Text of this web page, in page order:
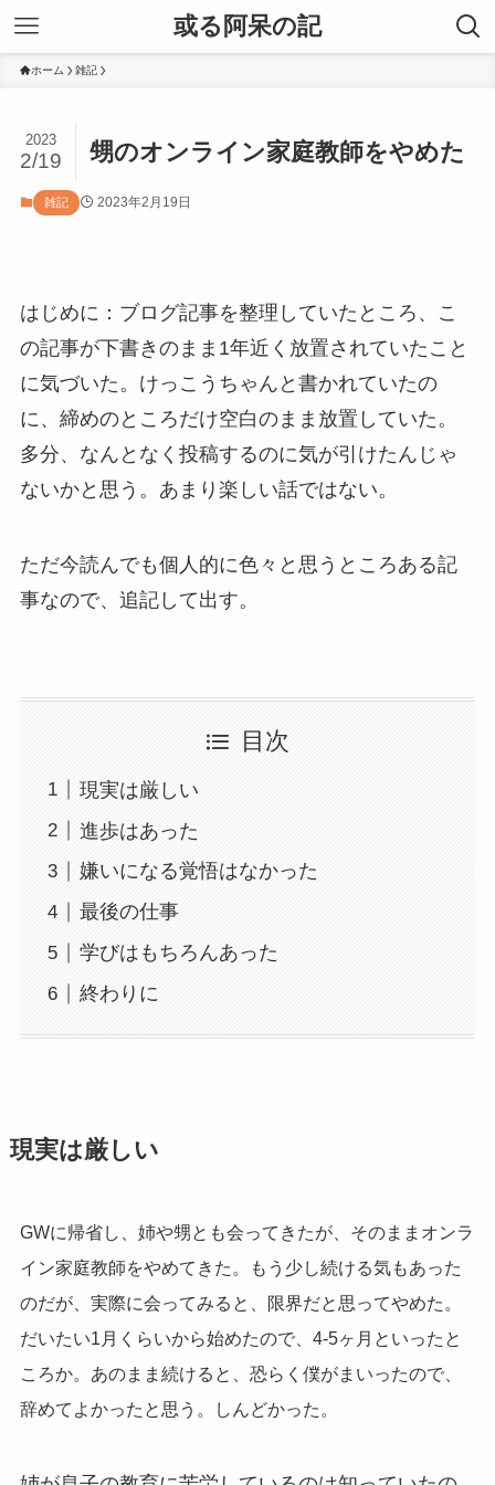
或る阿呆の記
ホーム 雑記
甥のオンライン家庭教師をやめた
2023
2/19
雑記 2023年2月19日
はじめに：ブログ記事を整理していたところ、こ
の記事が下書きのまま1年近く放置されていたこと
に気づいた。けっこうちゃんと書かれていたの
に、締めのところだけ空白のまま放置していた。
多分、なんとなく投稿するのに気が引けたんじゃ
ないかと思う。あまり楽しい話ではない。
ただ今読んでも個人的に色々と思うところある記
事なので、追記して出す。
目次
現実は厳しい
進歩はあった
嫌いになる覚悟はなかった
最後の仕事
学びはもちろんあった
終わりに
現実は厳しい
GWに帰省し、姉や甥とも会ってきたが、そのままオンラ
イン家庭教師をやめてきた。もう少し続ける気もあった
のだが、実際に会ってみると、限界だと思ってやめた。
だいたい1月くらいから始めたので、4-5ヶ月といったと
ころか。あのまま続けると、恐らく僕がまいったので、
辞めてよかったと思う。しんどかった。